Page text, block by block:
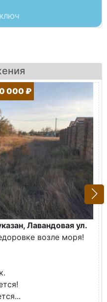
000 ₽
Лавандовая ул.
возле моря!